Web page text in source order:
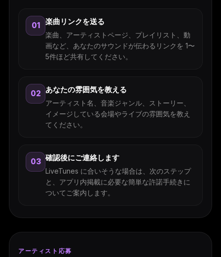
01 楽曲リンクを送る
楽曲、アーティストページ、プレイリスト、動
画など、あなたのサウンドが伝わるリンクを 1〜
5件ほど共有してください。
02 あなたの雰囲気を教える
アーティスト名、音楽ジャンル、ストーリー、
イメージしている会場やライブの雰囲気を教え
てください。
03 確認後にご連絡します
LiveTunes に合いそうな場合は、次のステップ
と、アプリ内掲載に必要な簡単な許諾手続きに
ついてご案内します。
アーティスト応募